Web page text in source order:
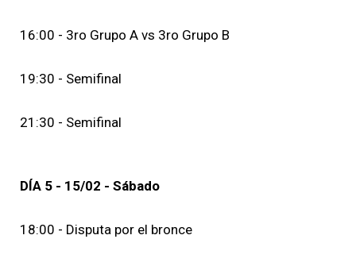
16:00 - 3ro Grupo A vs 3ro Grupo B
19:30 - Semifinal
21:30 - Semifinal
DÍA 5 - 15/02 - Sábado
18:00 - Disputa por el bronce